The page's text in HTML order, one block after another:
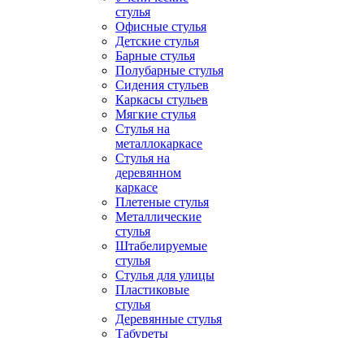
стулья
Офисные стулья
Детские стулья
Барные стулья
Полубарные стулья
Сидения стульев
Каркасы стульев
Мягкие стулья
Стулья на
металлокаркасе
Стулья на
деревянном
каркасе
Плетеные стулья
Металлические
стулья
Штабелируемые
стулья
Стулья для улицы
Пластиковые
стулья
Деревянные стулья
Табуреты